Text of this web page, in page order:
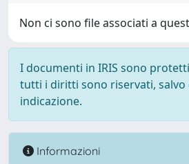
Non ci sono file associati a
I documenti in IRIS sono
tutti i diritti sono riservati, salvo
indicazione.
Informazioni